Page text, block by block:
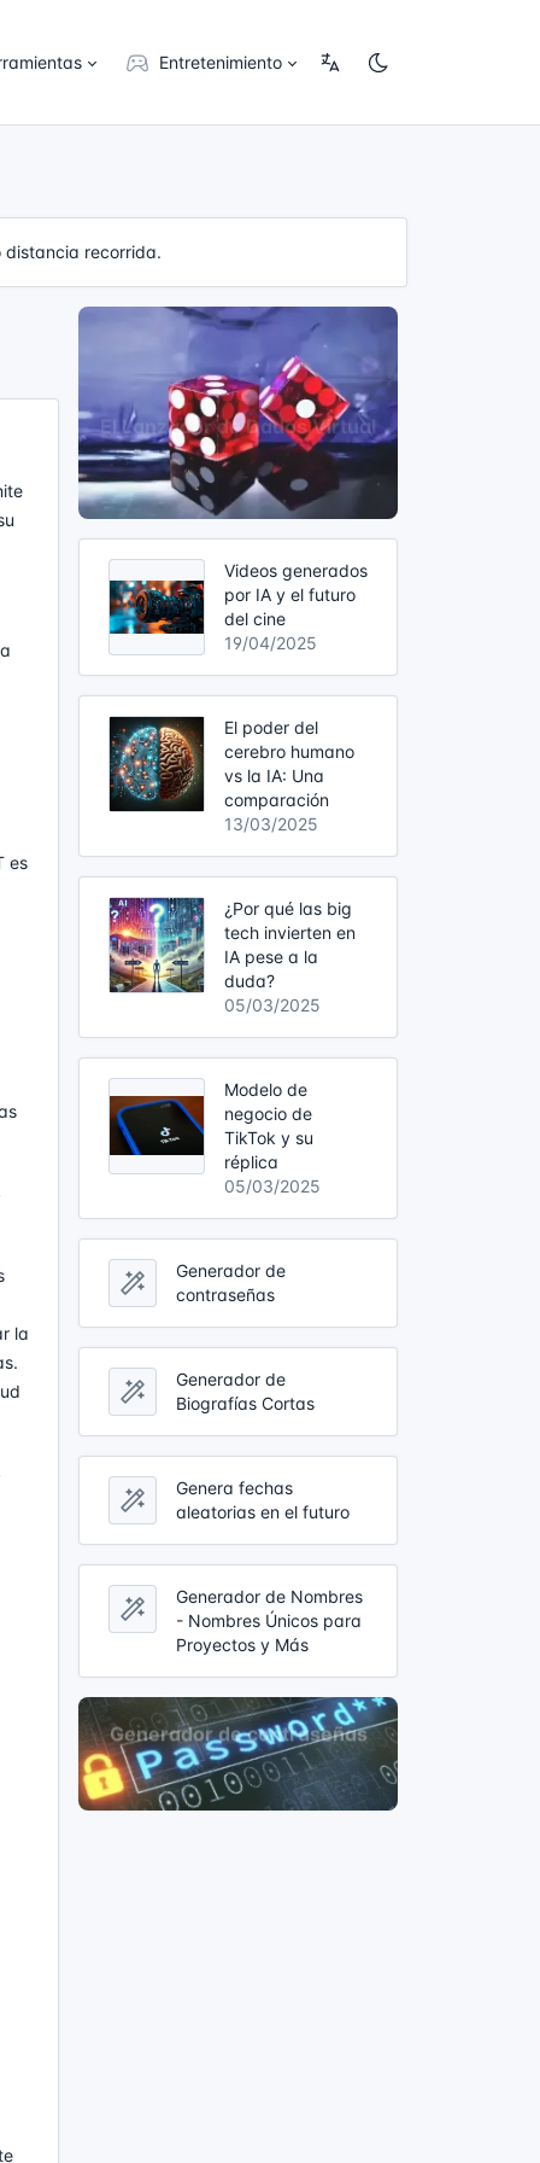
Entretenimiento
recorrida.
es
la
Videos generados
por IA y el futuro
del cine
19/04/2025
El poder del
cerebro humano
vs la IA: Una
comparación
13/03/2025
¿Por qué las big
tech invierten en
IA pese a la
duda?
05/03/2025
Modelo de
negocio de
TikTok y su
réplica
05/03/2025
Generador de
contraseñas
Generador de
Biografías Cortas
Genera fechas
aleatorias en el futuro
Generador de Nombres
- Nombres Únicos para
Proyectos y Más